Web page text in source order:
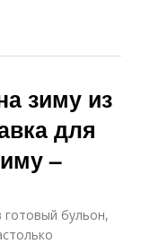
зиму из
для
–
бульон,